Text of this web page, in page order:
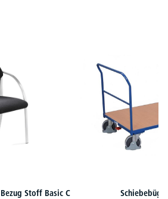
Stoff Basic C